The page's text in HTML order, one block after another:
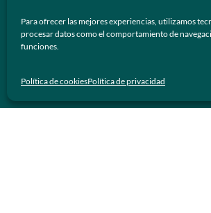
Para ofrecer las mejores experiencias, utilizamos
procesar datos como el comportamiento de
funciones.
Política de cookiesPolítica de privacidad
ópticos y lentes de sol de
prestigio a los negocios